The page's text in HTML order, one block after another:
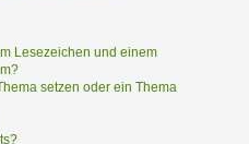
Lesezeichen und einem
setzen oder ein Thema